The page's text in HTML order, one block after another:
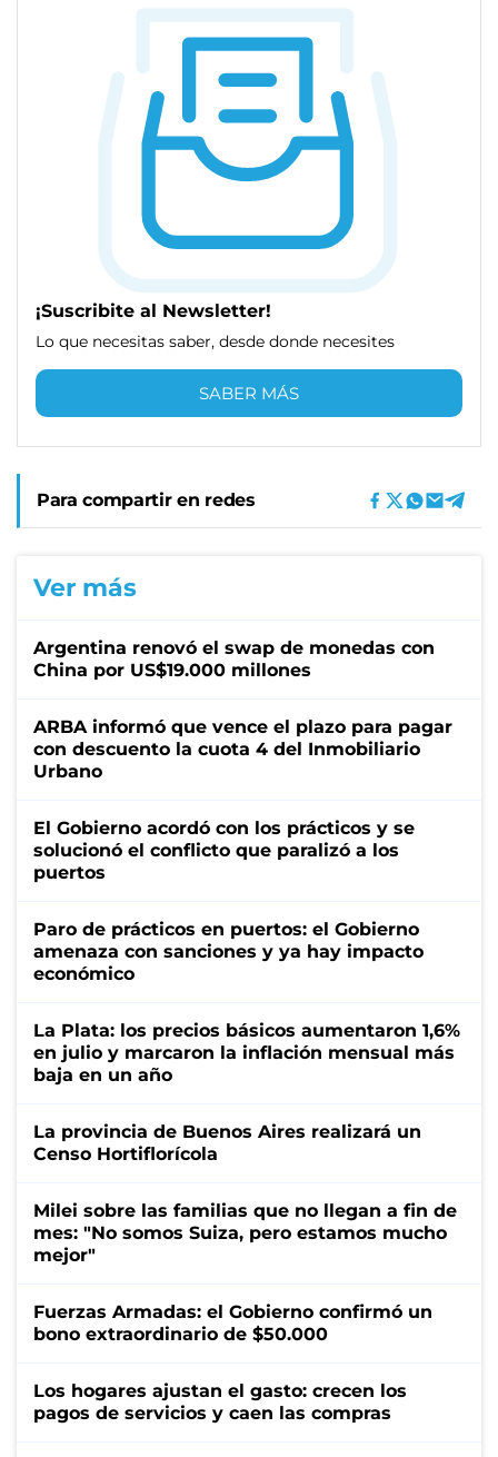
¡Suscribite al Newsletter!
Lo que necesitas saber, desde donde necesites
SABER MÁS
Para compartir en redes
Ver más
Argentina renovó el swap de monedas con
China por US$19.000 millones
ARBA informó que vence el plazo para pagar
con descuento la cuota 4 del Inmobiliario
Urbano
El Gobierno acordó con los prácticos y se
solucionó el conflicto que paralizó a los
puertos
Paro de prácticos en puertos: el Gobierno
amenaza con sanciones y ya hay impacto
económico
La Plata: los precios básicos aumentaron 1,6%
en julio y marcaron la inflación mensual más
baja en un año
La provincia de Buenos Aires realizará un
Censo Hortiflorícola
Milei sobre las familias que no llegan a fin de
mes: "No somos Suiza, pero estamos mucho
mejor"
Fuerzas Armadas: el Gobierno confirmó un
bono extraordinario de $50.000
Los hogares ajustan el gasto: crecen los
pagos de servicios y caen las compras